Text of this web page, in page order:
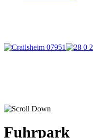
Fuhrpark